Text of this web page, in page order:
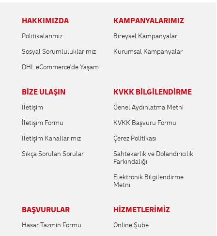
HAKKIMIZDA
Politikalarımız
Sosyal Sorumluluklarımız
DHL eCommerce'de Yaşam
KAMPANYALARIMIZ
Bireysel Kampanyalar
Kurumsal Kampanyalar
BİZE ULAŞIN
İletişim
İletişim Formu
İletişim Kanallarımız
Sıkça Sorulan Sorular
KVKK BİLGİLENDİRME
Genel Aydınlatma Metni
KVKK Başvuru Formu
Çerez Politikası
Sahtekarlık ve Dolandırıcılık
Farkındalığı
Elektronik Bilgilendirme
Metni
BAŞVURULAR
Hasar Tazmin Formu
HİZMETLERİMİZ
Online Şube